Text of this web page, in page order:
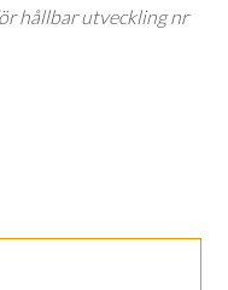
hållbar utveckling nr